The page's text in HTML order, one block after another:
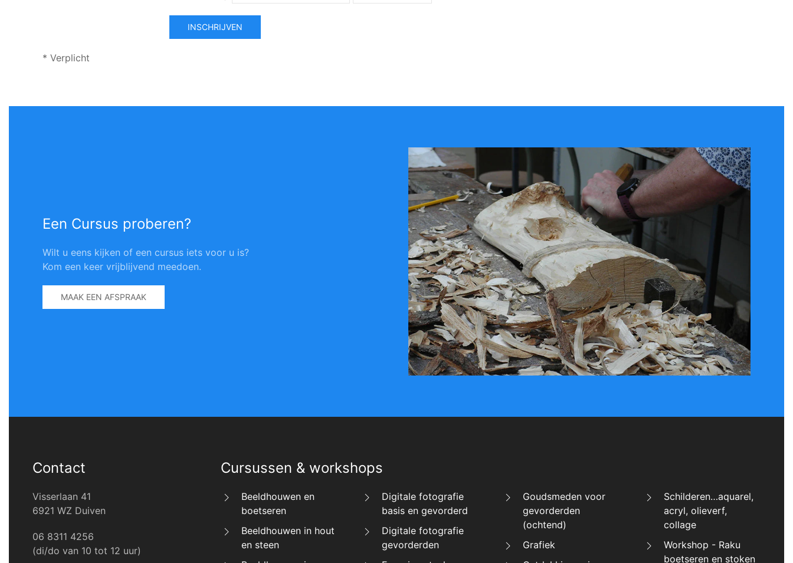
INSCHRIJVEN
* Verplicht
Een Cursus proberen?
Wilt u eens kijken of een cursus iets voor u is?
Kom een keer vrijblijvend meedoen.
MAAK EEN AFSPRAAK
Contact
Visserlaan 41
6921 WZ Duiven
06 8311 4256
(di/do van 10 tot 12 uur)
Cursussen & workshops
Beeldhouwen en
boetseren
Beeldhouwen in hout
en steen
Digitale fotografie
basis en gevorderd
Digitale fotografie
gevorderden
Goudsmeden voor
gevorderden
(ochtend)
Grafiek
Schilderen…aquarel,
acryl, olieverf,
collage
Workshop - Raku
boetseren en stoken